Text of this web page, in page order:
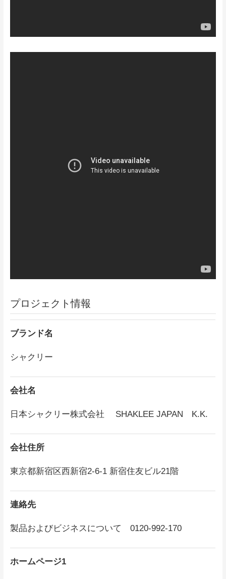
プロジェクト情報
ブランド名
シャクリー
会社名
日本シャクリー株式会社 SHAKLEE JAPAN K.K.
会社住所
東京都新宿区西新宿2-6-1 新宿住友ビル21階
連絡先
製品およびビジネスについて 0120-992-170
ホームページ1